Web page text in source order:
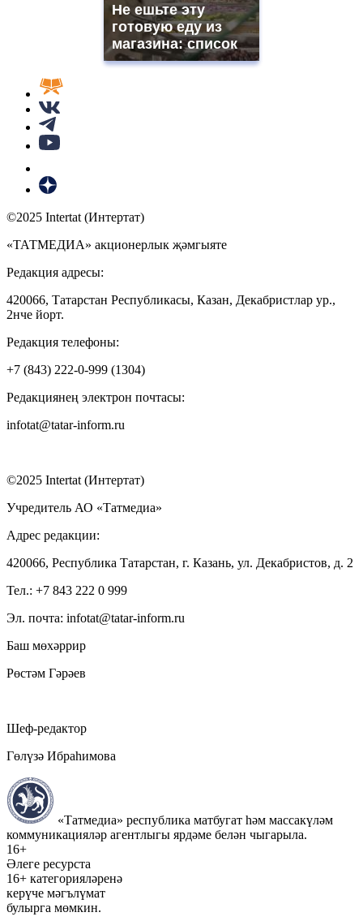
Не ешьте эту
готовую еду из
магазина: список
©2025 Intertat (Интертат)
«ТАТМЕДИА» акционерлык җәмгыяте
Редакция адресы:
420066, Татарстан Республикасы, Казан, Декабристлар ур.,
2нче йорт.
Редакция телефоны:
+7 (843) 222-0-999 (1304)
Редакциянең электрон почтасы:
infotat@tatar-inform.ru
©2025 Intertat (Интертат)
Учредитель АО «Татмедиа»
Адрес редакции:
420066, Республика Татарстан, г. Казань, ул. Декабристов, д. 2
Тел.: +7 843 222 0 999
Эл. почта: infotat@tatar-inform.ru
Баш мөхәррир
Рөстәм Гәрәев
Шеф-редактор
Гөлүзә Ибраһимова
«Татмедиа» республика матбугат һәм массакүләм
коммуникацияләр агентлыгы ярдәме белән чыгарыла.
16+
Әлеге ресурста
16+ категорияләренә
керүче мәгълүмат
булырга мөмкин.